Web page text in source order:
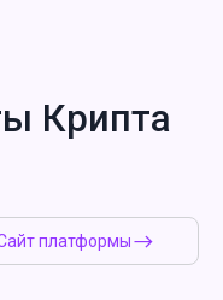
платформы
Крипта